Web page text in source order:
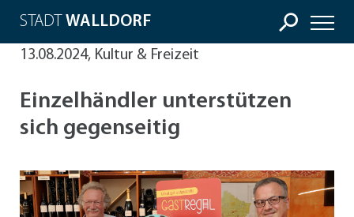
STADT WALLDORF
13.08.2024, Kultur & Freizeit
Einzelhändler unterstützen
sich gegenseitig